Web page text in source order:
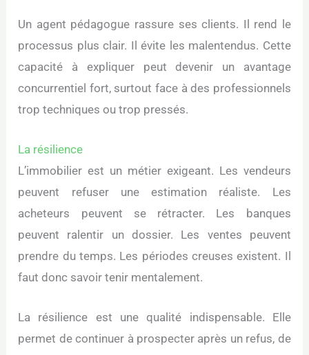
Un agent pédagogue rassure ses clients. Il rend le
processus plus clair. Il évite les malentendus. Cette
capacité à expliquer peut devenir un avantage
concurrentiel fort, surtout face à des professionnels
trop techniques ou trop pressés.
La résilience
L’immobilier est un métier exigeant. Les vendeurs
peuvent refuser une estimation réaliste. Les
acheteurs peuvent se rétracter. Les banques
peuvent ralentir un dossier. Les ventes peuvent
prendre du temps. Les périodes creuses existent. Il
faut donc savoir tenir mentalement.
La résilience est une qualité indispensable. Elle
permet de continuer à prospecter après un refus, de